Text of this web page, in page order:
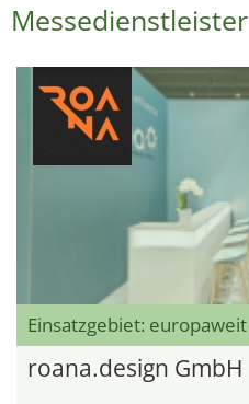
Messedienstleister
Einsatzgebiet: europaweit
roana.design GmbH